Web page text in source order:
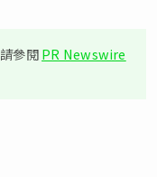
參閱PR Newswire